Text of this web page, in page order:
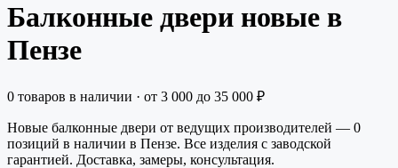
Балконные двери новые в
Пензе
0 товаров в наличии · от 3 000 до 35 000 ₽
Новые балконные двери от ведущих производителей — 0
позиций в наличии в Пензе. Все изделия с заводской
гарантией. Доставка, замеры, консультация.